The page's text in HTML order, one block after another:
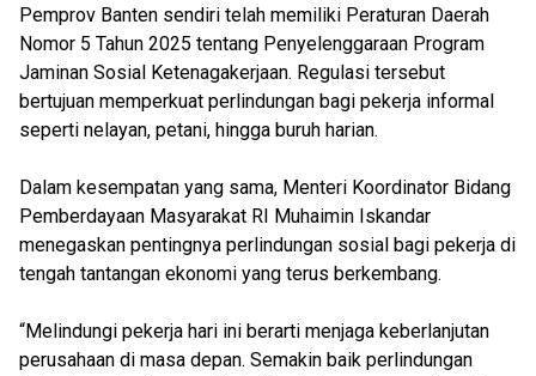
Pemprov Banten sendiri telah memiliki Peraturan Daerah
Nomor 5 Tahun 2025 tentang Penyelenggaraan Program
Jaminan Sosial Ketenagakerjaan. Regulasi tersebut
bertujuan memperkuat perlindungan bagi pekerja informal
seperti nelayan, petani, hingga buruh harian.
Dalam kesempatan yang sama, Menteri Koordinator Bidang
Pemberdayaan Masyarakat RI Muhaimin Iskandar
menegaskan pentingnya perlindungan sosial bagi pekerja di
tengah tantangan ekonomi yang terus berkembang.
“Melindungi pekerja hari ini berarti menjaga keberlanjutan
perusahaan di masa depan. Semakin baik perlindungan